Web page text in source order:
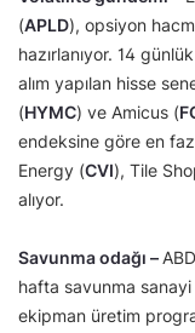
(APLD), opsiyon
hazırlanıyor. 14
alım yapılan hisse
(HYMC) ve Amicus (
endeksine göre en
Energy (CVI), Tile
alıyor.
Savunma odağı –
hafta savunma
ekipman üretim